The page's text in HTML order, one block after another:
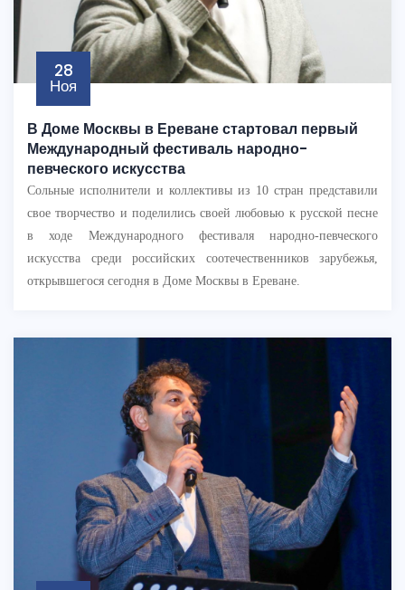
28
Ноя
В Доме Москвы в Ереване стартовал первый
Международный фестиваль народно-
певческого искусства
Сольные исполнители и коллективы из 10 стран представили
свое творчество и поделились своей любовью к русской песне
в ходе Международного фестиваля народно-певческого
искусства среди российских соотечественников зарубежья,
открывшегося сегодня в Доме Москвы в Ереване.